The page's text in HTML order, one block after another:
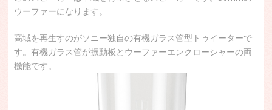
ウーファーになります。
高域を再生すのがソニー独自の有機ガラス管型トゥイーターで
す。有機ガラス管が振動板とウーファーエンクローシャーの両
機能です。